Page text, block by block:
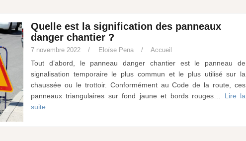
Quelle est la signification des panneaux
danger chantier ?
7 novembre 2022 Eloïse Pena Accueil
Tout d’abord, le panneau danger chantier est le panneau de
signalisation temporaire le plus commun et le plus utilisé sur la
chaussée ou le trottoir. Conformément au Code de la route, ces
panneaux triangulaires sur fond jaune et bords rouges… Lire la
suite